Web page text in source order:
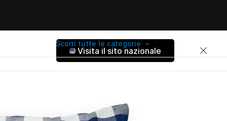
Scorri tutte le categorie
Visita il sito nazionale